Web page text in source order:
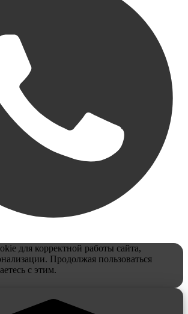
для корректной работы сайта,
Продолжая пользоваться
с этим.